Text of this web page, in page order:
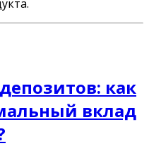
как
вклад